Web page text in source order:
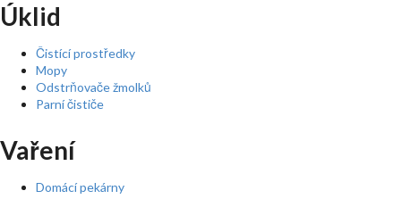
Úklid
Čistící prostředky
Mopy
Odstrňovače žmolků
Parní čističe
Vaření
Domácí pekárny